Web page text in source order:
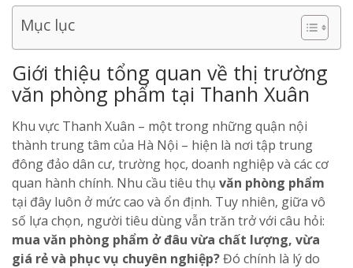
Mục lục
Giới thiệu tổng quan về thị trường
văn phòng phẩm tại Thanh Xuân
Khu vực Thanh Xuân – một trong những quận nội
thành trung tâm của Hà Nội – hiện là nơi tập trung
đông đảo dân cư, trường học, doanh nghiệp và các cơ
quan hành chính. Nhu cầu tiêu thụ văn phòng phẩm
tại đây luôn ở mức cao và ổn định. Tuy nhiên, giữa vô
số lựa chọn, người tiêu dùng vẫn trăn trở với câu hỏi:
mua văn phòng phẩm ở đâu vừa chất lượng, vừa
giá rẻ và phục vụ chuyên nghiệp?Đó chính là lý do